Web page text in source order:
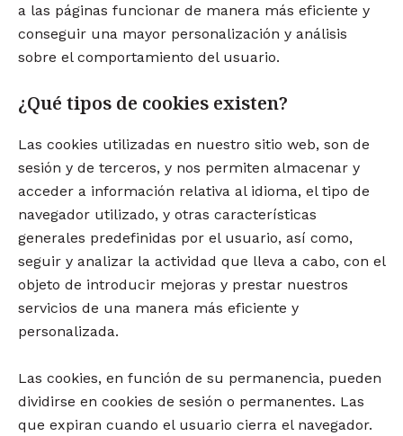
a las páginas funcionar de manera más eficiente y
conseguir una mayor personalización y análisis
sobre el comportamiento del usuario.
¿Qué tipos de cookies existen?
Las cookies utilizadas en nuestro sitio web, son de
sesión y de terceros, y nos permiten almacenar y
acceder a información relativa al idioma, el tipo de
navegador utilizado, y otras características
generales predefinidas por el usuario, así como,
seguir y analizar la actividad que lleva a cabo, con el
objeto de introducir mejoras y prestar nuestros
servicios de una manera más eficiente y
personalizada.
Las cookies, en función de su permanencia, pueden
dividirse en cookies de sesión o permanentes. Las
que expiran cuando el usuario cierra el navegador.